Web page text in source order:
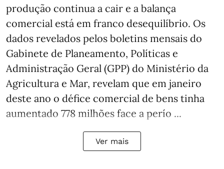
produção continua a cair e a balança
comercial está em franco desequilíbrio. Os
dados revelados pelos boletins mensais do
Gabinete de Planeamento, Políticas e
Administração Geral (GPP) do Ministério da
Agricultura e Mar, revelam que em janeiro
deste ano o défice comercial de bens tinha
aumentado 778 milhões face a perío ...
Ver mais